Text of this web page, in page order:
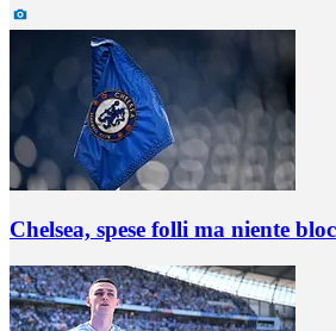
Chelsea, spese folli ma niente